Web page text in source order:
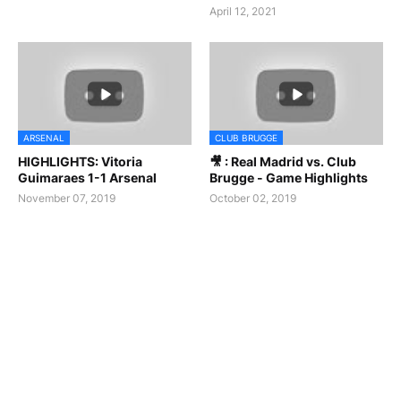
April 12, 2021
ARSENAL
HIGHLIGHTS: Vitoria
Guimaraes 1-1 Arsenal
November 07, 2019
CLUB BRUGGE
🎥 : Real Madrid vs. Club
Brugge - Game Highlights
October 02, 2019